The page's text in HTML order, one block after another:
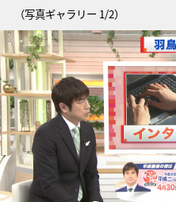
（写真ギャラリー 1/2）